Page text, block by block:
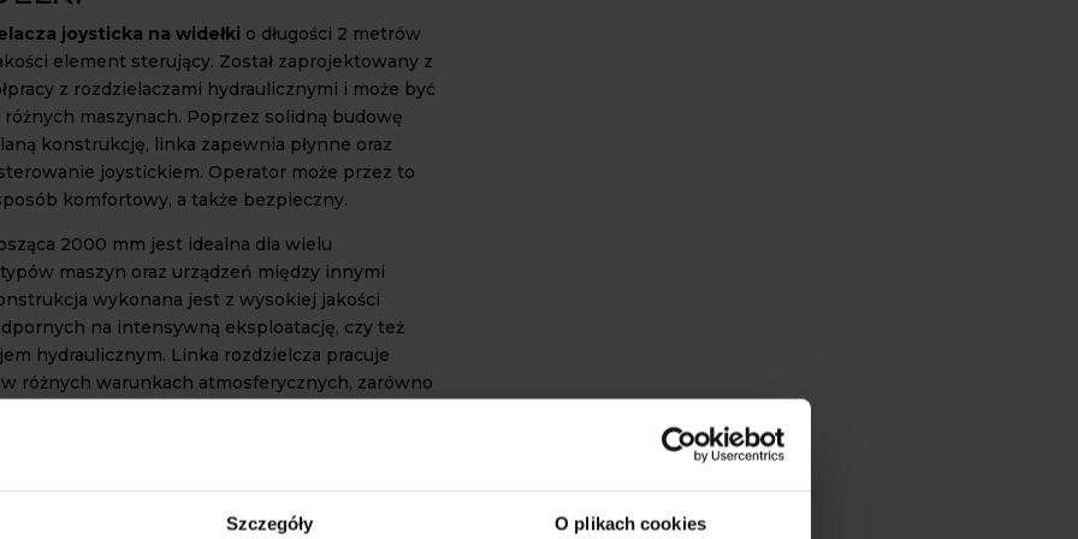
Szczegóły O plikach cookies
joysticka na widełki o długości 2 metrów
element sterujący. Został zaprojektowany z
z rozdzielaczami hydraulicznymi i może być
maszynach. Poprzez solidną budowę
konstrukcję, linka zapewnia płynne oraz
joystickiem. Operator może przez to
komfortowy, a także bezpieczny.
2000 mm jest idealna dla wielu
maszyn oraz urządzeń między innymi
wykonana jest z wysokiej jakości
na intensywną eksploatację, czy też
hydraulicznym. Linka rozdzielcza pracuje
różnych warunkach atmosferycznych, zarówno
BYĆ ZASTOSOWANIE